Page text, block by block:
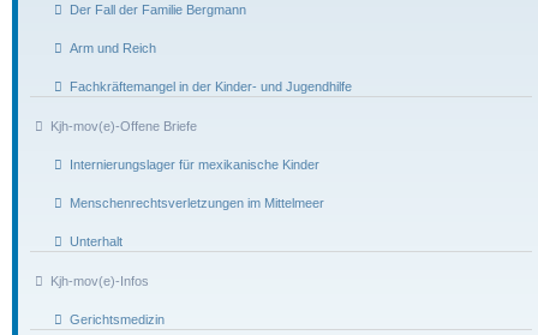
Der Fall der Familie Bergmann
Arm und Reich
Fachkräftemangel in der Kinder- und Jugendhilfe
Kjh-mov(e)-Offene Briefe
Internierungslager für mexikanische Kinder
Menschenrechtsverletzungen im Mittelmeer
Unterhalt
Kjh-mov(e)-Infos
Gerichtsmedizin